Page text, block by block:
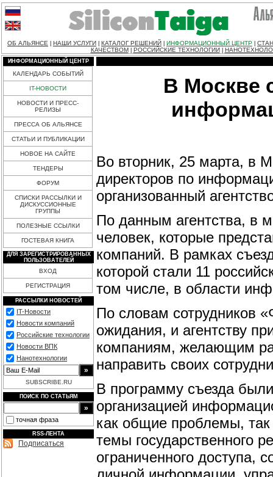
ОБ АЛЬЯНСЕ НАШИ УСЛУГИ КАТАЛОГ РЕШЕНИЙ ИНФОРМАЦИОННЫЙ ЦЕНТР
КАЧЕСТВОМ
РОССИЙСКИЕ ТЕХНОЛОГИИ
ИНФОРМАЦИОННЫЙ ЦЕНТР
КАЛЕНДАРЬ СОБЫТИЙ
IT-НОВОСТИ
НОВОСТИ И ПРЕСС-
РЕЛИЗЫ
ПРЕССА ОБ АЛЬЯНСЕ
СТАТЬИ И ПУБЛИКАЦИИ
НОВОЕ НА САЙТЕ
ТЕНДЕРЫ
ФОРУМ
СПИСКИ РАССЫЛКИ И
ДИСКУССИОННЫЕ
ГРУППЫ
ПОЛЕЗНЫЕ ССЫЛКИ
ГОСТЕВАЯ КНИГА
ДЛЯ ЗАРЕГИСТРИРОВАННЫХ
ПОЛЬЗОВАТЕЛЕЙ
ВХОД
РЕГИСТРАЦИЯ
РАССЫЛКИ НОВОСТЕЙ
IT-Новости
Новости компаний
Российские технологии
Новости ВПК
Нанотехнологии
SUBSCRIBE.RU
ПОИСК ПО СТАТЬЯМ
точная фраза
RSS-ЛЕНТА
Подписаться
В Москве
Во вторник, 25 марта, в
директоров по
организованный
По данным агентства, в
человек, которые
компаний. В рамках
которой стали 11
том числе, в области
По словам сотрудников
ожидания, и агентству
компаниям, желающим
направить своих
В программу съезда
организацией
как общие проблемы,
темы государственного
ограниченного доступа,